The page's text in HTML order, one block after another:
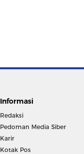
Informasi
Redaksi
Pedoman Media Siber
Karir
Kotak Pos